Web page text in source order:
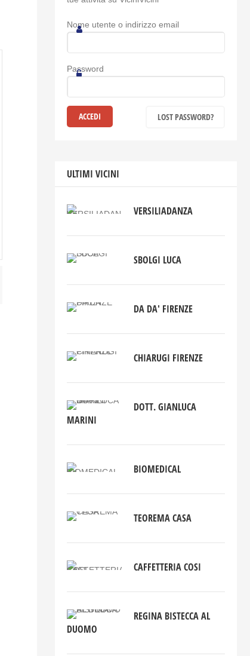
Nome utente o indirizzo email
Password
LOST PASSWORD?
ULTIMI VICINI
VERSILIADANZA
SBOLGI LUCA
DA DA' FIRENZE
CHIARUGI FIRENZE
DOTT. GIANLUCA
MARINI
BIOMEDICAL
TEOREMA CASA
CAFFETTERIA COSI
REGINA BISTECCA AL
DUOMO